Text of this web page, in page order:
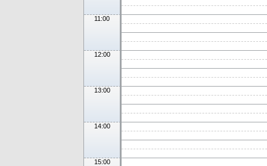
11:00
12:00
13:00
14:00
15:00